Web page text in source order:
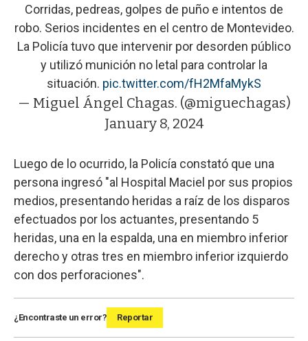
Corridas, pedreas, golpes de puño e intentos de
robo. Serios incidentes en el centro de Montevideo.
La Policía tuvo que intervenir por desorden público
y utilizó munición no letal para controlar la
situación. pic.twitter.com/fH2MfaMykS
— Miguel Ángel Chagas. (@miguechagas)
January 8, 2024
Luego de lo ocurrido, la Policía constató que una
persona ingresó "al Hospital Maciel por sus propios
medios, presentando heridas a raíz de los disparos
efectuados por los actuantes, presentando 5
heridas, una en la espalda, una en miembro inferior
derecho y otras tres en miembro inferior izquierdo
con dos perforaciones".
¿Encontraste un error? Reportar